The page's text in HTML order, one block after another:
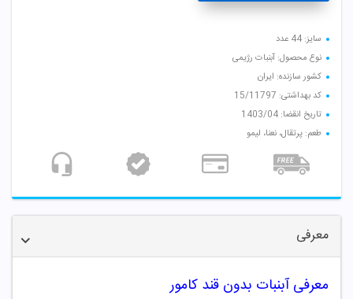
سایز: 44 عدد
نوع محصول: آبنبات رژیمی
کشور سازنده: ایران
کد بهداشتی: 15/11797
تاریخ انقضا: 1403/04
طعم: پرتقال، نعنا، لیمو
معرفی
معرفی آبنبات بدون قند کامور